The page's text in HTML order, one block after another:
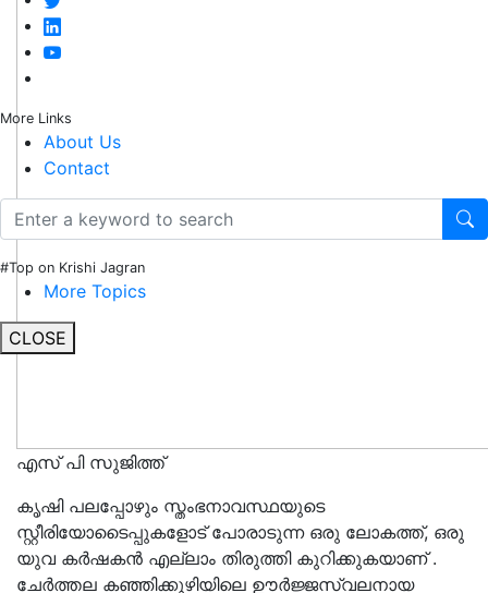
More Links
About Us
Contact
#Top on Krishi Jagran
More Topics
CLOSE
എസ് പി സുജിത്ത്
കൃഷി പലപ്പോഴും സ്തംഭനാവസ്ഥയുടെ
സ്റ്റീരിയോടൈപ്പുകളോട് പോരാടുന്ന ഒരു ലോകത്ത്, ഒരു
യുവ കർഷകൻ എല്ലാം തിരുത്തി കുറിക്കുകയാണ് .
ചേർത്തല കഞ്ഞിക്കുഴിയിലെ ഊർജ്ജസ്വലനായ